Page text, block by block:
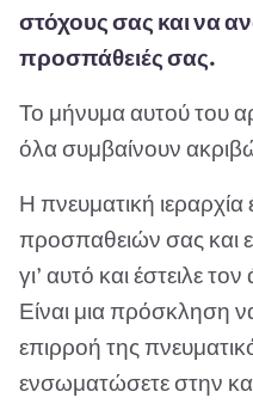
στόχους σας και να
προσπάθειές σας.
Το μήνυμα αυτού του
όλα συμβαίνουν
Η πνευματική
προσπαθειών σας και
γι’ αυτό και έστειλε
Είναι μια πρόσκληση
επιρροή της
ενσωματώσετε στην